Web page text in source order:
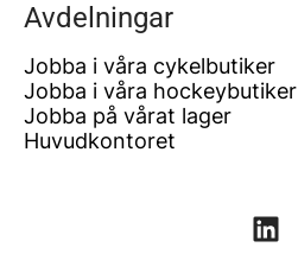
Avdelningar
Jobba i våra cykelbutiker
Jobba i våra hockeybutiker
Jobba på vårat lager
Huvudkontoret